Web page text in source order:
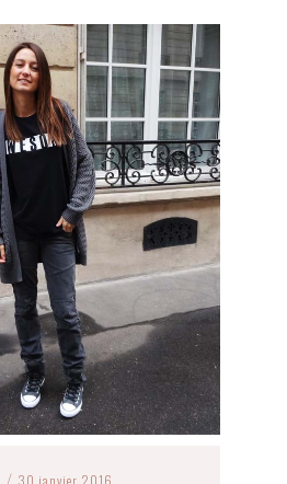
30 janvier 2016